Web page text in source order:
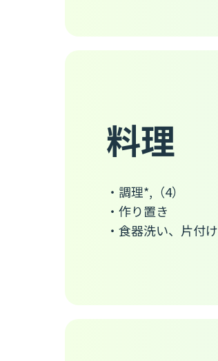
料理
・調理*,（4）
・作り置き
・食器洗い、片付け